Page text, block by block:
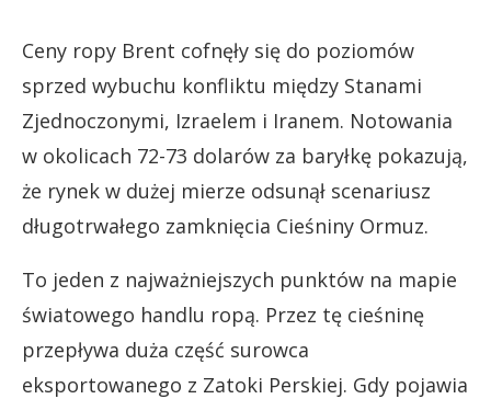
Ceny ropy Brent cofnęły się do poziomów
sprzed wybuchu konfliktu między Stanami
Zjednoczonymi, Izraelem i Iranem. Notowania
w okolicach 72-73 dolarów za baryłkę pokazują,
że rynek w dużej mierze odsunął scenariusz
długotrwałego zamknięcia Cieśniny Ormuz.
To jeden z najważniejszych punktów na mapie
światowego handlu ropą. Przez tę cieśninę
przepływa duża część surowca
eksportowanego z Zatoki Perskiej. Gdy pojawia